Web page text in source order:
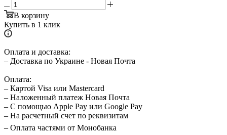
В корзину
Купить в 1 клик
Оплата и доставка:
– Доставка по Украине - Новая Почта
Оплата:
– Картой Visa или Mastercard
– Наложенный платеж Новая Почта
– С помощью Apple Pay или Google Pay
– На расчетный счет по реквизитам
– Оплата частями от Монобанка